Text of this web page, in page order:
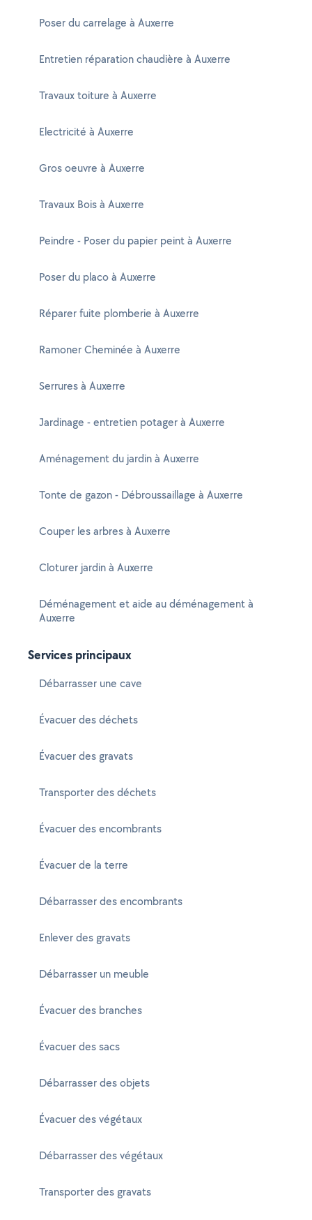
Poser du carrelage à Auxerre
Entretien réparation chaudière à Auxerre
Travaux toiture à Auxerre
Electricité à Auxerre
Gros oeuvre à Auxerre
Travaux Bois à Auxerre
Peindre - Poser du papier peint à Auxerre
Poser du placo à Auxerre
Réparer fuite plomberie à Auxerre
Ramoner Cheminée à Auxerre
Serrures à Auxerre
Jardinage - entretien potager à Auxerre
Aménagement du jardin à Auxerre
Tonte de gazon - Débroussaillage à Auxerre
Couper les arbres à Auxerre
Cloturer jardin à Auxerre
Déménagement et aide au déménagement à
Auxerre
Services principaux
Débarrasser une cave
Évacuer des déchets
Évacuer des gravats
Transporter des déchets
Évacuer des encombrants
Évacuer de la terre
Débarrasser des encombrants
Enlever des gravats
Débarrasser un meuble
Évacuer des branches
Évacuer des sacs
Débarrasser des objets
Évacuer des végétaux
Débarrasser des végétaux
Transporter des gravats